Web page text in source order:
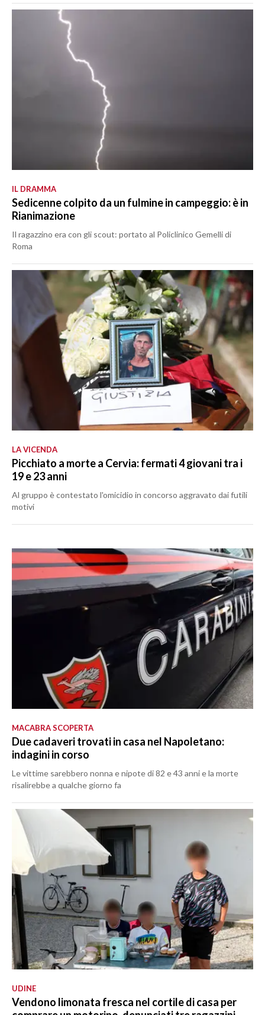
IL DRAMMA
Sedicenne colpito da un fulmine in campeggio: è in
Rianimazione
Il ragazzino era con gli scout: portato al Policlinico Gemelli di
Roma
LA VICENDA
Picchiato a morte a Cervia: fermati 4 giovani tra i
19 e 23 anni
Al gruppo è contestato l'omicidio in concorso aggravato dai futili
motivi
MACABRA SCOPERTA
Due cadaveri trovati in casa nel Napoletano:
indagini in corso
Le vittime sarebbero nonna e nipote di 82 e 43 anni e la morte
risalirebbe a qualche giorno fa
UDINE
Vendono limonata fresca nel cortile di casa per